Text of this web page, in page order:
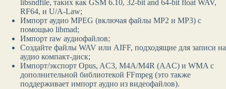
libsndfile, таких как GSM 6.10, 32-bit and 64-bit float WAV,
RF64, и U/A-Law;
Импорт аудио MPEG (включая файлы MP2 и MP3) с
помощью libmad;
Импорт raw аудиофайлов;
Создайте файлы WAV или AIFF, подходящие для записи на
аудио компакт-диск;
Импорт/экспорт Opus, AC3, M4A/M4R (AAC) и WMA с
дополнительной библиотекой FFmpeg (это также
поддерживает импорт аудио из видеофайлов).